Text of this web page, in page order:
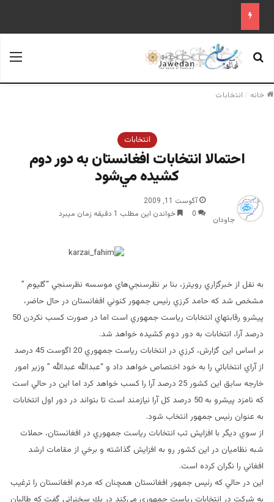
جستجو برای
خانه / انتخابات
انتخابات
احتمالا انتخابات افغانستان به دور دوم
كشيده مي‌شود
جاودان
آگوست 11, 2009
0
خواندن این مطلب 1 دقیقه زمان میبرد
به نقل از خبرگزاري رويترز، بنا بر نظرسنجي‌هاي موسسه نظرسنجي “گليوم ”
مشخص شد كه حامد كرزي رئيس جمهور كنوني افغانستان در حال حاضر،
پيشرو رقابتهاي انتخابات رياست جمهوري است اما در صورت كسب نكردن 50
درصد آرا، انتخابات به دور دوم كشيده خواهد شد.
بر اساس اين گزارش، كرزي در انتخابات رياست ‌جمهوري 20 اگوست 45 درصد
از آراي انتخاباتي را به خود اختصاص خواهد داد و “عبدالله عبدالله ” وزير امور
خارجه سابق اين كشور 25 درصد آرا را كسب خواهد كرد اما اين در حالي است
كه نامزد پيشرو به 50 درصد كل آرا نيازمند است تا بتواند در دور اول انتخابات
به عنوان رئيس‌ جمهور انتخاب شود.
از سوي ديگر با افزايش تب انتخابات رياست جمهوري در افغانستان، حملات
شبه نظاميان در اين كشور رو به افزايش گذاشته و برخي از مقامات ارشد
افغاني را نگران كرده است.
اين در حالي كه رئيس‌ جمهور افغانستان همچنان كه مردم افغانستان را ترغيب